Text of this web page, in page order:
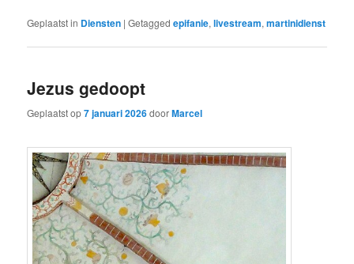
Geplaatst in Diensten |Getagged epifanie,livestream,martinidienst
Jezus gedoopt
Geplaatst op7 januari 2026doorMarcel